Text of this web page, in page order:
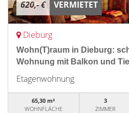
620,- € VERMIETET
Dieburg
Wohn(T)raum in Dieburg:
Wohnung mit Balkon und
Etagenwohnung
65,30 m²
WOHNFLÄCHE
3
ZIMMER